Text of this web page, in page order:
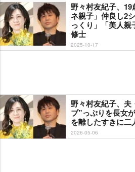
野々村友紀子、
ネ親子」仲良し2
っくり」「美人
修士
2025-10-17
野々村友紀子、夫
ブ”っぷりを長女
を離したすきに二
2026-05-06